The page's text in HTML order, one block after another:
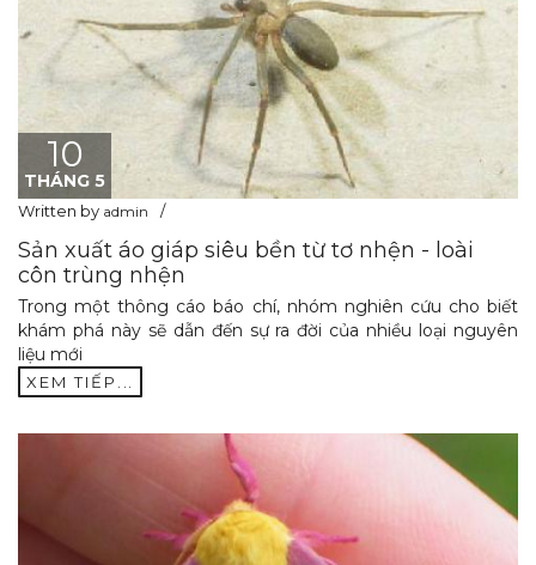
10
THÁNG 5
Written by admin
Sản xuất áo giáp siêu bền từ tơ nhện - loài
côn trùng nhện
Trong một thông cáo báo chí, nhóm nghiên cứu cho biết
khám phá này sẽ dẫn đến sự ra đời của nhiều loại nguyên
liệu mới
XEM TIẾP...